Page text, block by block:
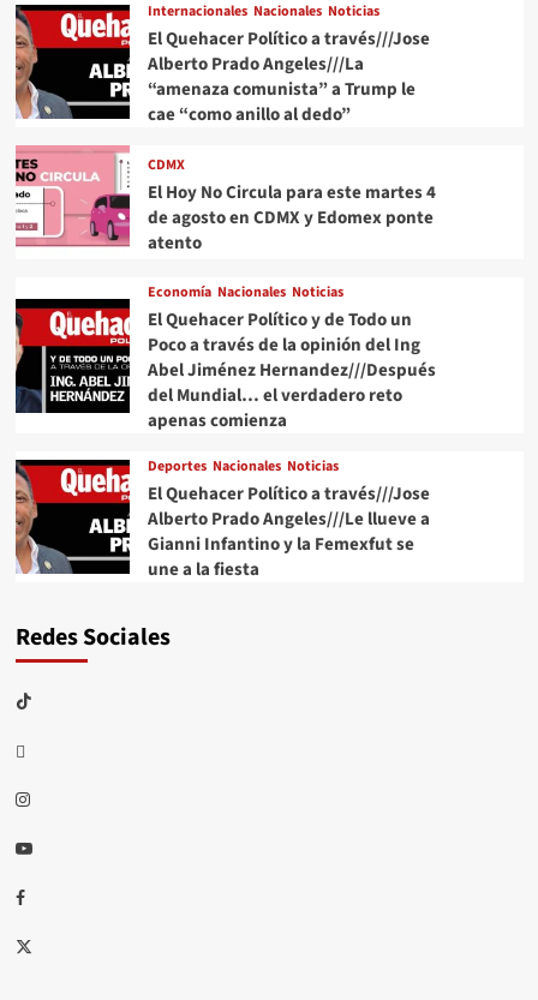
Internacionales Nacionales Noticias
El Quehacer Político a través///Jose
Alberto Prado Angeles///La
“amenaza comunista” a Trump le
cae “como anillo al dedo”
CDMX
El Hoy No Circula para este martes 4
de agosto en CDMX y Edomex ponte
atento
Economía Nacionales Noticias
El Quehacer Político y de Todo un
Poco a través de la opinión del Ing
Abel Jiménez Hernandez///Después
del Mundial… el verdadero reto
apenas comienza
Deportes Nacionales Noticias
El Quehacer Político a través///Jose
Alberto Prado Angeles///Le llueve a
Gianni Infantino y la Femexfut se
une a la fiesta
Redes Sociales
TikTok
threads
Instagram
Youtube
Facebook
X